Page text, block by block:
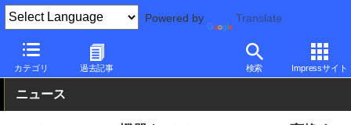
Powered by Translate
カテゴリ 過去記事 検索 Impressサイト
PC Watch 半導体/周辺機器 その他
ニュース